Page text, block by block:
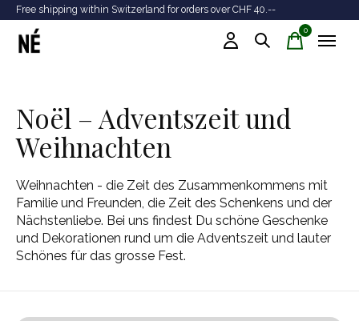
Free shipping within Switzerland for orders over CHF 40.--
0items
Noël – Adventszeit und
Weihnachten
Weihnachten - die Zeit des Zusammenkommens mit
Familie und Freunden, die Zeit des Schenkens und der
Nächstenliebe. Bei uns findest Du schöne Geschenke
und Dekorationen rund um die Adventszeit und lauter
Schönes für das grosse Fest.